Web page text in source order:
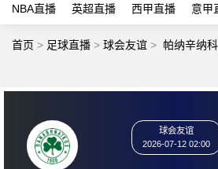
NBA直播 英超直播 西甲直播 意甲
首页 > 足球直播 > 球会友谊 > 帕纳辛纳